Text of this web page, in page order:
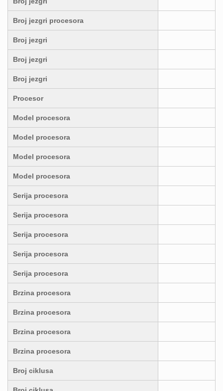
Broj jezgri procesora
Broj jezgri
Broj jezgri
Broj jezgri
Procesor
Model procesora
Model procesora
Model procesora
Model procesora
Serija procesora
Serija procesora
Serija procesora
Serija procesora
Serija procesora
Brzina procesora
Brzina procesora
Brzina procesora
Brzina procesora
Broj ciklusa